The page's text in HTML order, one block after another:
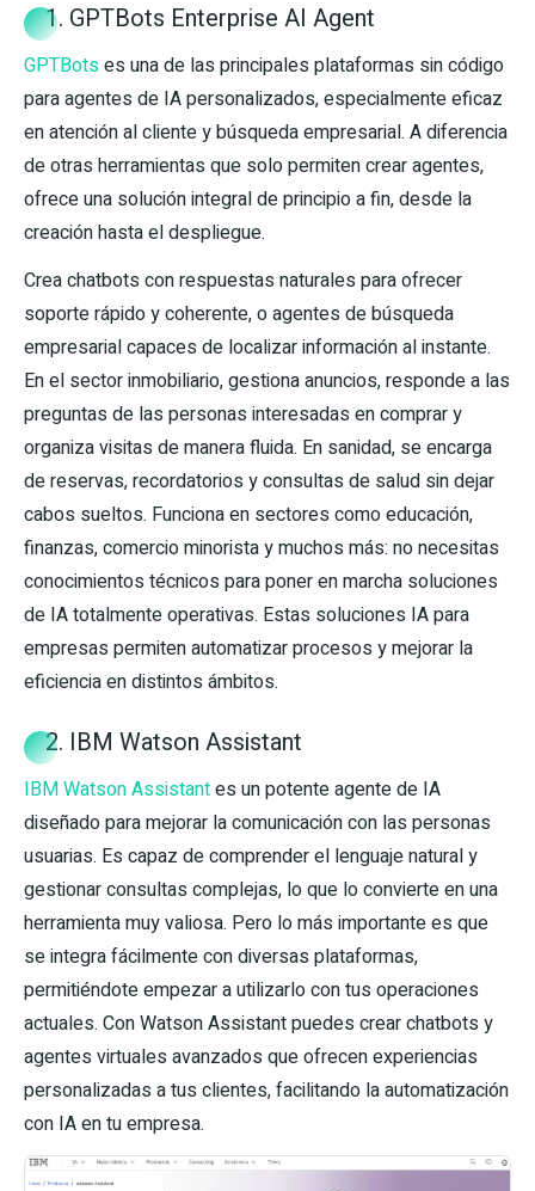
1. GPTBots Enterprise AI Agent
GPTBotses una de las principales plataformas sin código
para agentes de IA personalizados, especialmente eficaz
en atención al cliente y búsqueda empresarial. A diferencia
de otras herramientas que solo permiten crear agentes,
ofrece una solución integral de principio a fin, desde la
creación hasta el despliegue.
Crea chatbots con respuestas naturales para ofrecer
soporte rápido y coherente, o agentes de búsqueda
empresarial capaces de localizar información al instante.
En el sector inmobiliario, gestiona anuncios, responde a las
preguntas de las personas interesadas en comprar y
organiza visitas de manera fluida. En sanidad, se encarga
de reservas, recordatorios y consultas de salud sin dejar
cabos sueltos. Funciona en sectores como educación,
finanzas, comercio minorista y muchos más: no necesitas
conocimientos técnicos para poner en marcha soluciones
de IA totalmente operativas. Estas soluciones IA para
empresas permiten automatizar procesos y mejorar la
eficiencia en distintos ámbitos.
2. IBM Watson Assistant
IBM Watson Assistantes un potente agente de IA
diseñado para mejorar la comunicación con las personas
usuarias. Es capaz de comprender el lenguaje natural y
gestionar consultas complejas, lo que lo convierte en una
herramienta muy valiosa. Pero lo más importante es que
se integra fácilmente con diversas plataformas,
permitiéndote empezar a utilizarlo con tus operaciones
actuales. Con Watson Assistant puedes crear chatbots y
agentes virtuales avanzados que ofrecen experiencias
personalizadas a tus clientes, facilitando la automatización
con IA en tu empresa.